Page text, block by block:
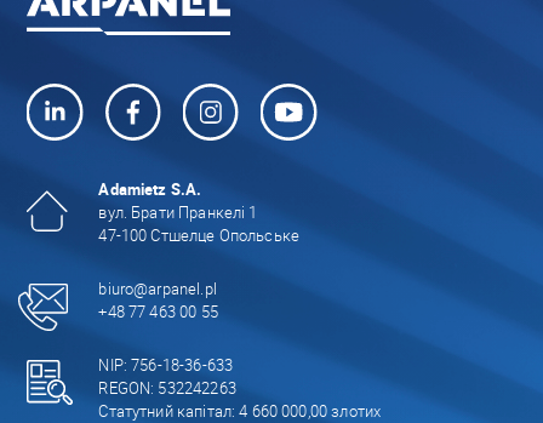
Adamietz S.A.
вул. Брати Пранкелі 1
47-100 Стшелце Опольське
biuro@arpanel.pl
+48 77 463 00 55
NIP: 756-18-36-633
REGON: 532242263
Статутний капітал: 4 660 000,00 злотих